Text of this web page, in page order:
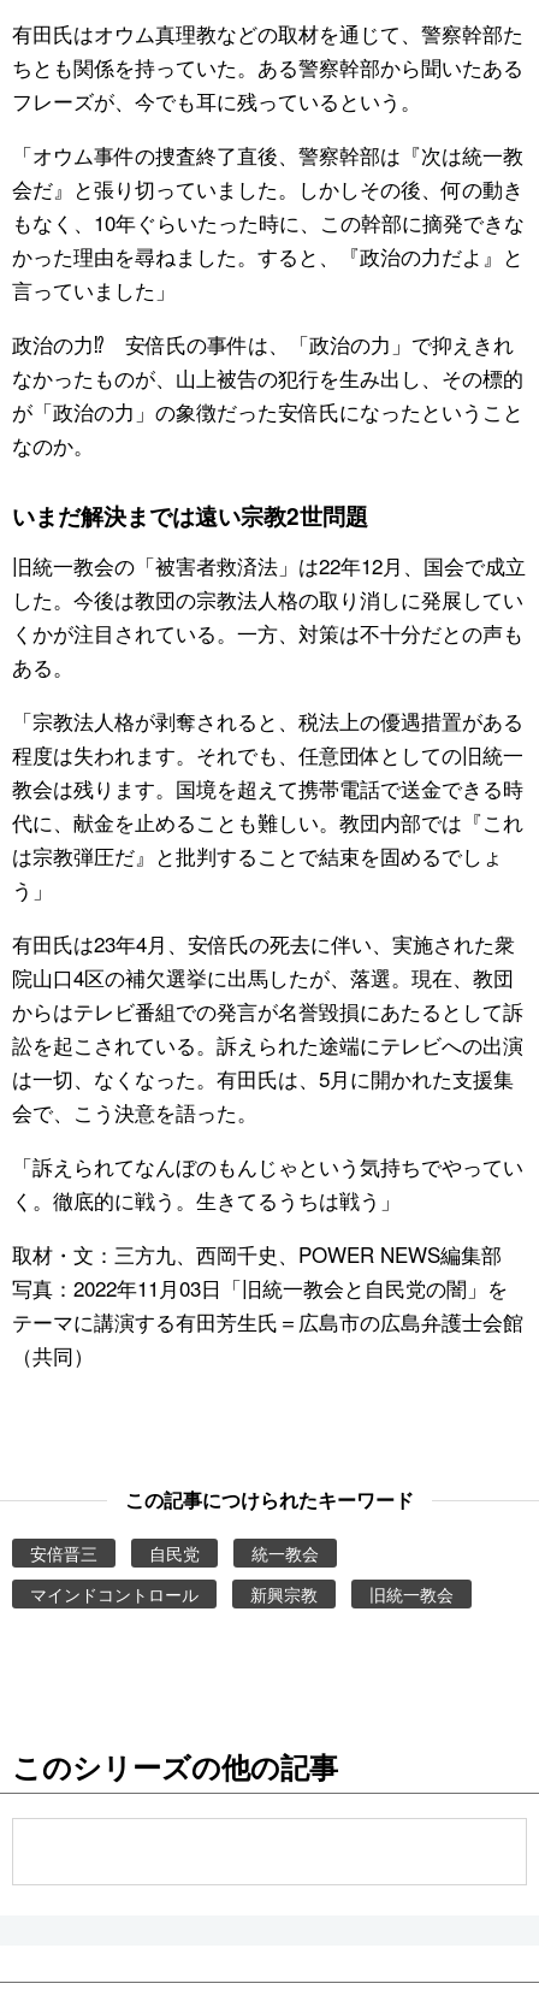
有田氏はオウム真理教などの取材を通じて、警察幹部た
ちとも関係を持っていた。ある警察幹部から聞いたある
フレーズが、今でも耳に残っているという。
「オウム事件の捜査終了直後、警察幹部は『次は統一教
会だ』と張り切っていました。しかしその後、何の動き
もなく、10年ぐらいたった時に、この幹部に摘発できな
かった理由を尋ねました。すると、『政治の力だよ』と
言っていました」
政治の力⁉ 安倍氏の事件は、「政治の力」で抑えきれ
なかったものが、山上被告の犯行を生み出し、その標的
が「政治の力」の象徴だった安倍氏になったということ
なのか。
いまだ解決までは遠い宗教2世問題
旧統一教会の「被害者救済法」は22年12月、国会で成立
した。今後は教団の宗教法人格の取り消しに発展してい
くかが注目されている。一方、対策は不十分だとの声も
ある。
「宗教法人格が剥奪されると、税法上の優遇措置がある
程度は失われます。それでも、任意団体としての旧統一
教会は残ります。国境を超えて携帯電話で送金できる時
代に、献金を止めることも難しい。教団内部では『これ
は宗教弾圧だ』と批判することで結束を固めるでしょ
う」
有田氏は23年4月、安倍氏の死去に伴い、実施された衆
院山口4区の補欠選挙に出馬したが、落選。現在、教団
からはテレビ番組での発言が名誉毀損にあたるとして訴
訟を起こされている。訴えられた途端にテレビへの出演
は一切、なくなった。有田氏は、5月に開かれた支援集
会で、こう決意を語った。
「訴えられてなんぼのもんじゃという気持ちでやってい
く。徹底的に戦う。生きてるうちは戦う」
取材・文：三方九、西岡千史、POWER NEWS編集部
写真：2022年11月03日「旧統一教会と自民党の闇」を
テーマに講演する有田芳生氏＝広島市の広島弁護士会館
（共同）
この記事につけられたキーワード
安倍晋三 自民党
統一教会
マインドコントロール
新興宗教 旧統一教会
このシリーズの他の記事